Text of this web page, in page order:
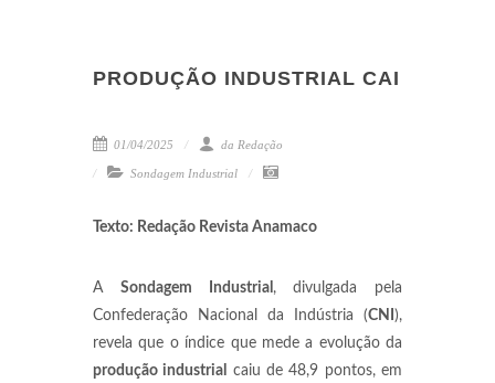
PRODUÇÃO INDUSTRIAL CAI
01/04/2025 da Redação
Sondagem Industrial
Texto: Redação Revista Anamaco
A Sondagem Industrial , divulgada pela
Confederação Nacional da Indústria (CNI ),
revela que o índice que mede a evolução da
produção industrial
caiu de 48,9 pontos, em